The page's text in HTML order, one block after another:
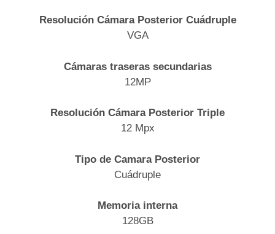
Resolución Cámara Posterior Cuádruple
VGA
Cámaras traseras secundarias
12MP
Resolución Cámara Posterior Triple
12 Mpx
Tipo de Camara Posterior
Cuádruple
Memoria interna
128GB